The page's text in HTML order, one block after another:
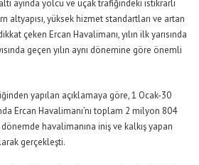
ayında yolcu ve uçak trafiğindeki istikrarlı
altyapısı, yüksek hizmet standartları ve artan
çeken Ercan Havalimanı, yılın ilk yarısında
geçen yılın aynı dönemine göre önemli
nden yapılan açıklamaya göre, 1 Ocak-30
Ercan Havalimanı’nı toplam 2 milyon 804
havalimanına iniş ve kalkış yapan
gerçekleşti.